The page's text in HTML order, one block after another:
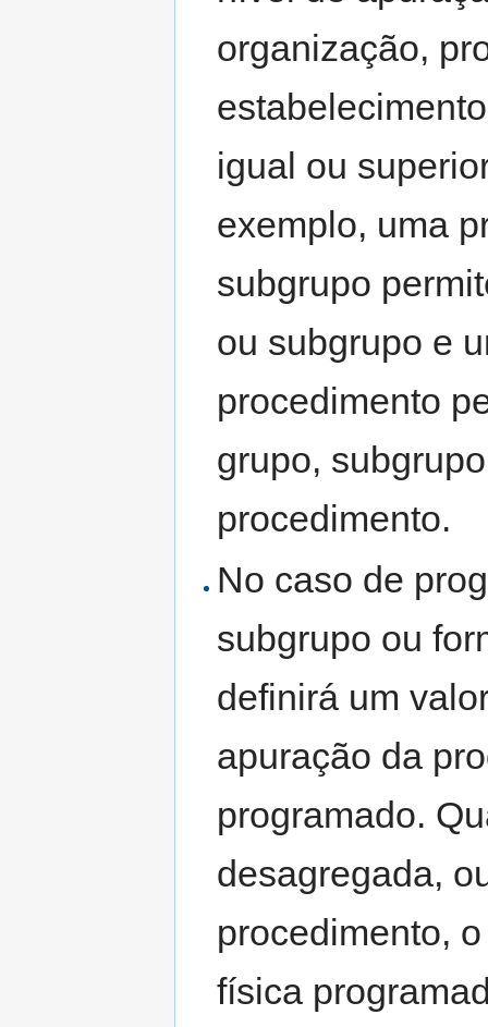
organização,
igual ou
exemplo, uma
subgrupo
ou subgrupo e
procedimento
grupo,
procedimento.
No caso de
subgrupo ou
definirá um
apuração da
programado.
desagregada,
procedimento,
física